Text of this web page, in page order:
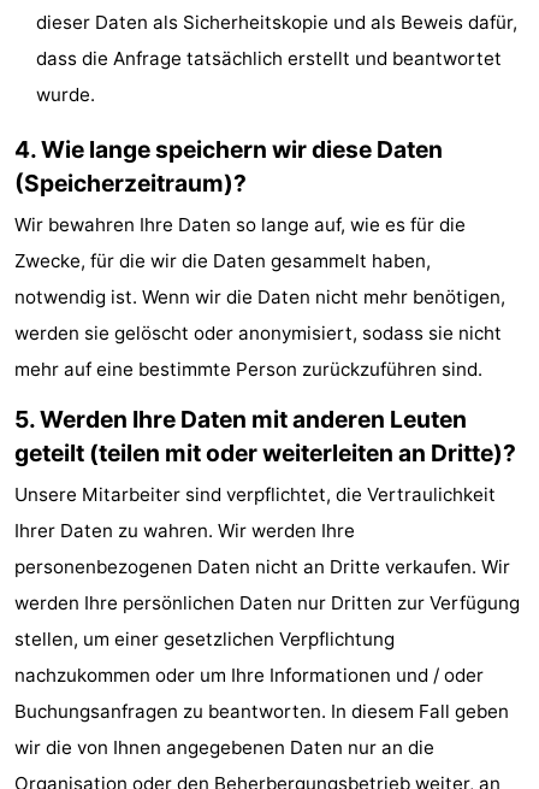
dieser Daten als Sicherheitskopie und als Beweis dafür,
dass die Anfrage tatsächlich erstellt und beantwortet
wurde.
4. Wie lange speichern wir diese Daten
(Speicherzeitraum)?
Wir bewahren Ihre Daten so lange auf, wie es für die
Zwecke, für die wir die Daten gesammelt haben,
notwendig ist. Wenn wir die Daten nicht mehr benötigen,
werden sie gelöscht oder anonymisiert, sodass sie nicht
mehr auf eine bestimmte Person zurückzuführen sind.
5. Werden Ihre Daten mit anderen Leuten
geteilt (teilen mit oder weiterleiten an Dritte)?
Unsere Mitarbeiter sind verpflichtet, die Vertraulichkeit
Ihrer Daten zu wahren. Wir werden Ihre
personenbezogenen Daten nicht an Dritte verkaufen. Wir
werden Ihre persönlichen Daten nur Dritten zur Verfügung
stellen, um einer gesetzlichen Verpflichtung
nachzukommen oder um Ihre Informationen und / oder
Buchungsanfragen zu beantworten. In diesem Fall geben
wir die von Ihnen angegebenen Daten nur an die
Organisation oder den Beherbergungsbetrieb weiter, an